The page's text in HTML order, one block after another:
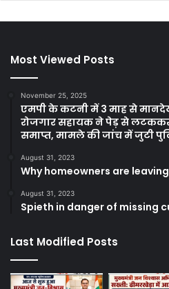
Most Viewed Posts
November 25, 2025
एमपी के कटनी में 3 माह से
रोजगार सहायक ने पेड़ से
समाप्त, मामले की जांच में जुटी
August 31, 2023
Why homeowners are
August 31, 2023
Spieth in danger of missing
Last Modified Posts